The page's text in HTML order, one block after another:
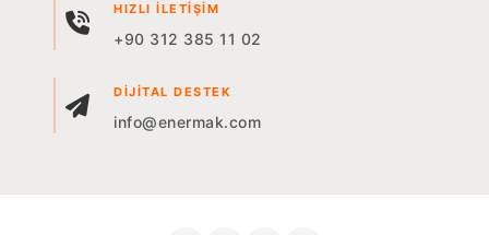
HIZLI İLETIŞIM
+90 312 385 11 02
DIJITAL DESTEK
info@enermak.com